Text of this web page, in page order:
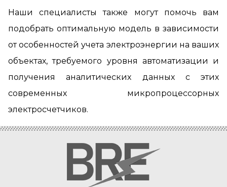
Наши специалисты также могут помочь вам
подобрать оптимальную модель в зависимости
от особенностей учета электроэнергии на ваших
объектах, требуемого уровня автоматизации и
получения аналитических данных с этих
современных микропроцессорных
электросчетчиков.